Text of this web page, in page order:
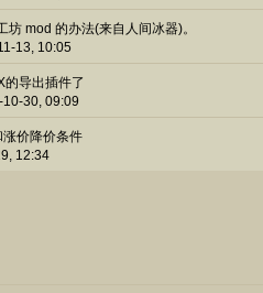
坊 mod 的办法(来自人间冰器)。
13, 10:05
的导出插件了
30, 09:09
价降价条件
12:34